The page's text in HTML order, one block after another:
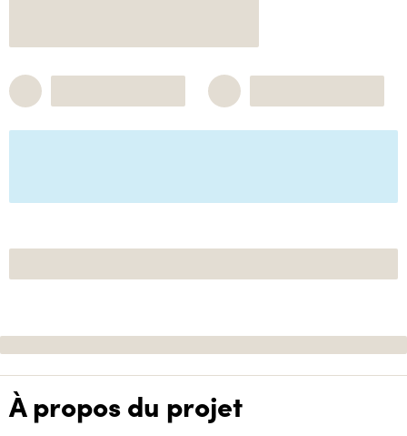
À propos du projet